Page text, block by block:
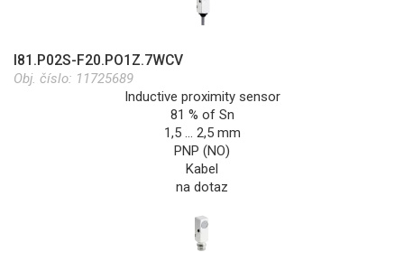
I81.P02S-F20.PO1Z.7WCV
Obj. číslo: 11725689
Inductive proximity sensor
81 % of Sn
1,5 … 2,5 mm
PNP (NO)
Kabel
na dotaz